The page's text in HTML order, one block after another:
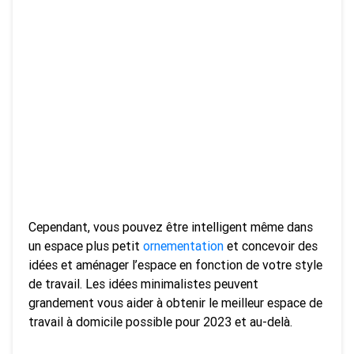
Cependant, vous pouvez être intelligent même dans
un espace plus petit ornementation et concevoir des
idées et aménager l’espace en fonction de votre style
de travail. Les idées minimalistes peuvent
grandement vous aider à obtenir le meilleur espace de
travail à domicile possible pour 2023 et au-delà.